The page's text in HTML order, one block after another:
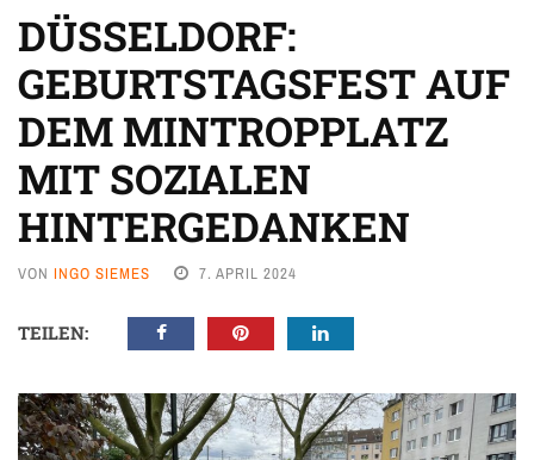
DÜSSELDORF:
GEBURTSTAGSFEST AUF
DEM MINTROPPLATZ
MIT SOZIALEN
HINTERGEDANKEN
VON INGO SIEMES 7. APRIL 2024
TEILEN: